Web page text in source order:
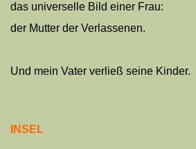
das universelle Bild einer Frau:
der Mutter der Verlassenen.
Und mein Vater verließ seine Kinder.
INSEL